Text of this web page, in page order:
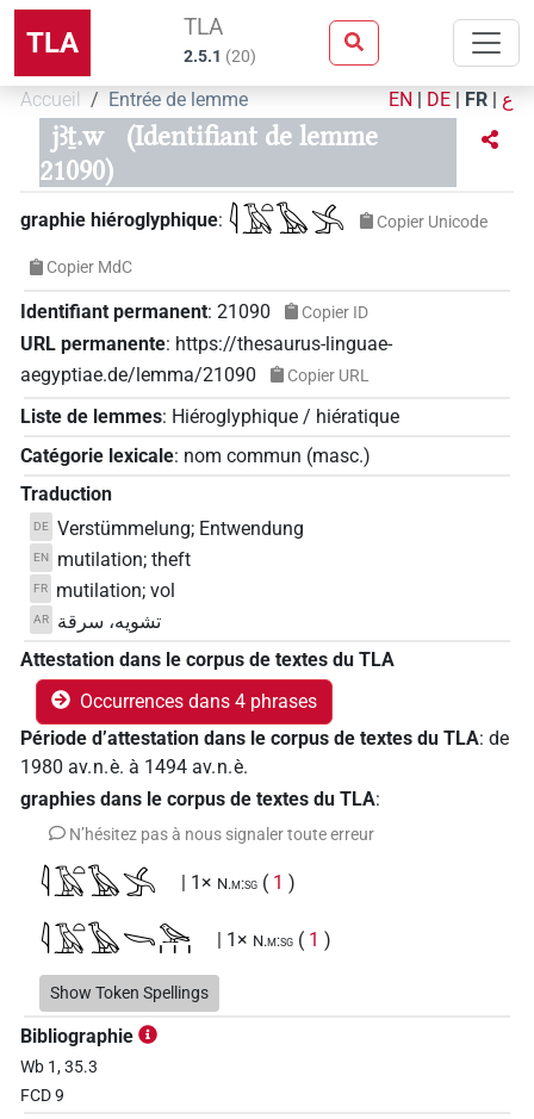
TLA TLA
2.5.1 (20)
Accueil Entrée de lemme EN | DE | FR | ع
jꜣṯ.w
(Identifiant de lemme
21090)
graphie hiéroglyphique: 𓇋𓄿𓏏𓅂𓂿 Copier Unicode
Copier MdC
Identifiant permanent: 21090 Copier ID
URL permanente: https://thesaurus-linguae-
aegyptiae.de/lemma/21090
Copier URL
Liste de lemmes: Hiéroglyphique / hiératique
Catégorie lexicale: nom commun (masc.)
Traduction
DE Verstümmelung; Entwendung
EN mutilation; theft
FR mutilation; vol
AR
تشويه، سرقة
Attestation dans le corpus de textes du TLA
Occurrences dans 4 phrases
Période d’attestation dans le corpus de textes du TLA: de
1980 av. n. è. à 1494 av. n. è.
graphies dans le corpus de textes du TLA:
N’hésitez pas à nous signaler toute erreur
𓇋𓄿𓏏𓅂𓂿 | 1× N.m:sg ( 1 )
𓇋𓄿𓏏𓅂𓌪𓅪𓏥 | 1× N.m:sg ( 1 )
𓇋𓄿𓏏𓏲𓂿𓏥 | 1×
Show Token Spellings
Bibliographie
Wb 1, 35.3
FCD 9